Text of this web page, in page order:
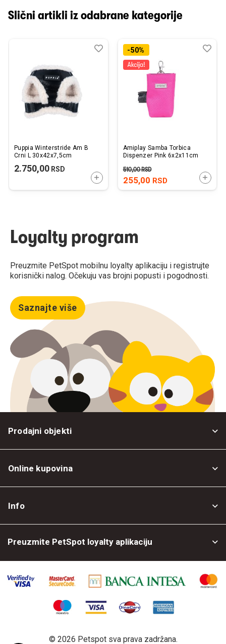
Slični artikli iz odabrane kategorije
Puppia Winterstride Am B
Crni L 30x42x7,5cm
2.750,00 RSD
DODAJTE U KORPU
Dodaj
Uporedi-50%
Amiplay Samba Torbica
Dispenzer Pink 6x2x11cm
255,00 RSD
510,00RSD
Loyalty program
Preuzmite PetSpot mobilnu loyalty aplikaciju i registrujte
korisnički nalog. Očekuju vas brojni popusti i pogodnosti.
Saznajte više
Prodajni objekti
Online kupovina
Info
Preuzmite PetSpot loyalty aplikaciju
© 2026 Petspot sva prava zadržana.